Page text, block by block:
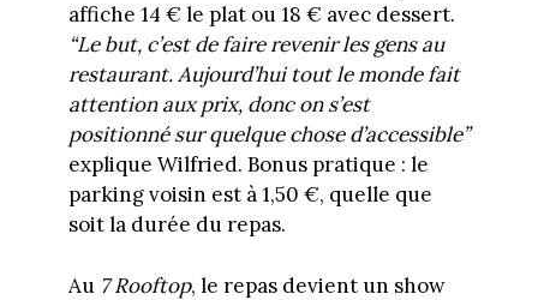
affiche 14 € le plat ou 18 € avec dessert.
“Le but, c’est de faire revenir les gens au
restaurant. Aujourd’hui tout le monde fait
attention aux prix, donc on s’est
positionné sur quelque chose d’accessible”
explique Wilfried. Bonus pratique : le
parking voisin est à 1,50 €, quelle que
soit la durée du repas.
Au 7 Rooftop, le repas devient un show